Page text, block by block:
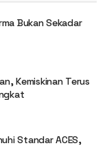
Bukan Sekadar
Kemiskinan Terus
Standar ACES,